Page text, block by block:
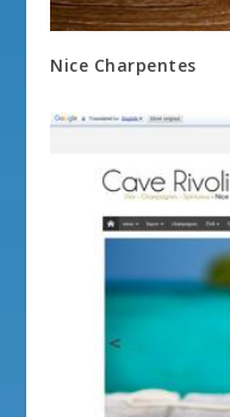
Nice Charpentes